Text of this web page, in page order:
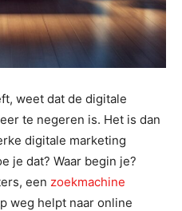
weet dat de digitale
te negeren is. Het is dan
digitale marketing
je dat? Waar begin je?
een zoekmachine
weg helpt naar online